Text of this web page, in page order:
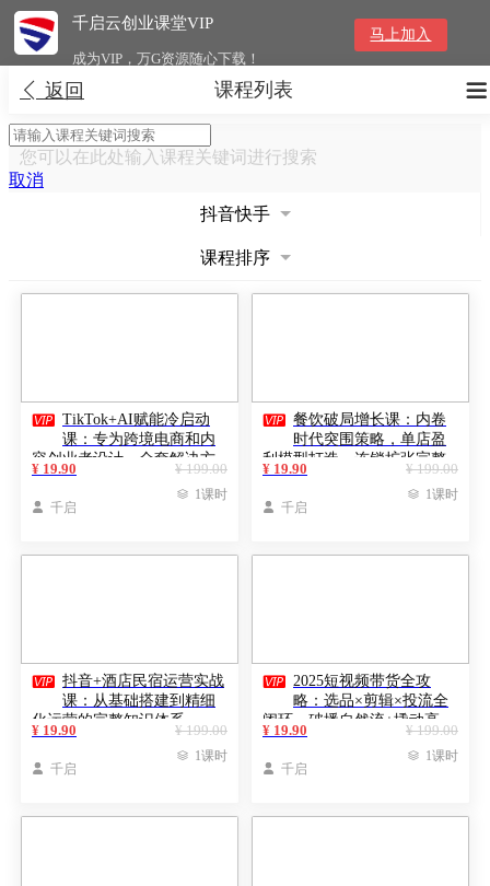
千启云创业课堂VIP
成为VIP，万G资源随心下载！
马上加入
 返回 
课程列表
您可以在此处输入课程关键词进行搜索
取消
抖音快手
课程排序
 TikTok+AI赋能冷启动
课：专为跨境电商和内
容创业者设计，全套解决方
案
¥ 199.00
¥ 19.90
 千启
 1课时
 餐饮破局增长课：内卷
时代突围策略，单店盈
利模型打造，连锁扩张完整
路径
¥ 199.00
¥ 19.90
 千启
 1课时
 抖音+酒店民宿运营实战
课：从基础搭建到精细
化运营的完整知识体系
¥ 199.00
¥ 19.90
 千启
 1课时
 2025短视频带货全攻
略：选品×剪辑×投流全
闭环，破播自然流+撬动高
ROI
¥ 199.00
¥ 19.90
 千启
 1课时